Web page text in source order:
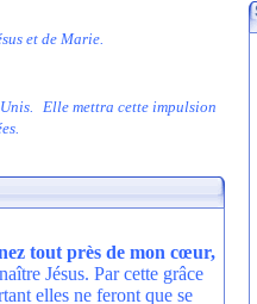
et de Marie.
Elle mettra cette impulsion
tout près de mon cœur,
Jésus. Par cette grâce
elles ne feront que se